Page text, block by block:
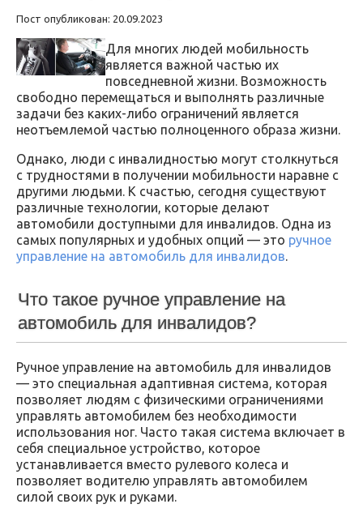
Пост опубликован: 20.09.2023
Для многих людей мобильность
является важной частью их
повседневной жизни. Возможность
свободно перемещаться и выполнять различные
задачи без каких-либо ограничений является
неотъемлемой частью полноценного образа жизни.
Однако, люди с инвалидностью могут столкнуться
с трудностями в получении мобильности наравне с
другими людьми. К счастью, сегодня существуют
различные технологии, которые делают
автомобили доступными для инвалидов. Одна из
самых популярных и удобных опций — это ручное
управление на автомобиль для инвалидов.
Что такое ручное управление на
автомобиль для инвалидов?
Ручное управление на автомобиль для инвалидов
— это специальная адаптивная система, которая
позволяет людям с физическими ограничениями
управлять автомобилем без необходимости
использования ног. Часто такая система включает в
себя специальное устройство, которое
устанавливается вместо рулевого колеса и
позволяет водителю управлять автомобилем
силой своих рук и руками.